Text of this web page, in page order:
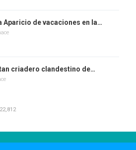
Aparicio de vacaciones en la…
criadero clandestino de…